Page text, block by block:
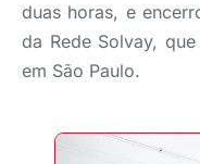
duas horas, e
da Rede Solvay,
em São Paulo.